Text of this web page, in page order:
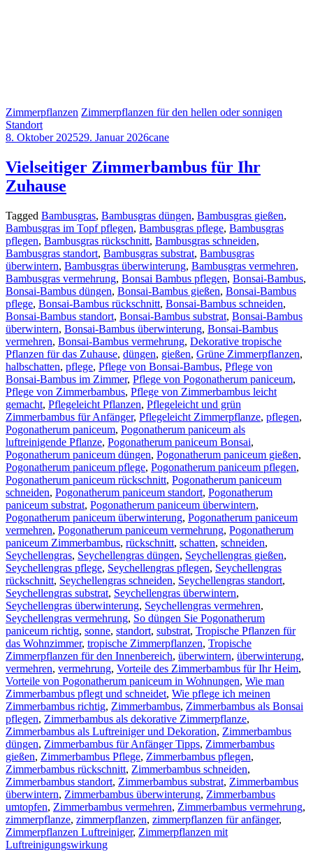
Zimmerpflanzen Zimmerpflanzen für den hellen oder sonnigen
Standort
8. Oktober 202529. Januar 2026cane
Vielseitiger Zimmerbambus für Ihr
Zuhause
Tagged Bambusgras, Bambusgras düngen, Bambusgras gießen,
Bambusgras im Topf pflegen, Bambusgras pflege, Bambusgras
pflegen, Bambusgras rückschnitt, Bambusgras schneiden,
Bambusgras standort, Bambusgras substrat, Bambusgras
überwintern, Bambusgras überwinterung, Bambusgras vermehren,
Bambusgras vermehrung, Bonsai Bambus pflegen, Bonsai-Bambus,
Bonsai-Bambus düngen, Bonsai-Bambus gießen, Bonsai-Bambus
pflege, Bonsai-Bambus rückschnitt, Bonsai-Bambus schneiden,
Bonsai-Bambus standort, Bonsai-Bambus substrat, Bonsai-Bambus
überwintern, Bonsai-Bambus überwinterung, Bonsai-Bambus
vermehren, Bonsai-Bambus vermehrung, Dekorative tropische
Pflanzen für das Zuhause, düngen, gießen, Grüne Zimmerpflanzen,
halbschatten, pflege, Pflege von Bonsai-Bambus, Pflege von
Bonsai-Bambus im Zimmer, Pflege von Pogonatherum paniceum,
Pflege von Zimmerbambus, Pflege von Zimmerbambus leicht
gemacht, Pflegeleicht Pflanzen, Pflegeleicht und grün
Zimmerbambus für Anfänger, Pflegeleicht Zimmerpflanze, pflegen,
Pogonatherum paniceum, Pogonatherum paniceum als
luftreinigende Pflanze, Pogonatherum paniceum Bonsai,
Pogonatherum paniceum düngen, Pogonatherum paniceum gießen,
Pogonatherum paniceum pflege, Pogonatherum paniceum pflegen,
Pogonatherum paniceum rückschnitt, Pogonatherum paniceum
schneiden, Pogonatherum paniceum standort, Pogonatherum
paniceum substrat, Pogonatherum paniceum überwintern,
Pogonatherum paniceum überwinterung, Pogonatherum paniceum
vermehren, Pogonatherum paniceum vermehrung, Pogonatherum
paniceum Zimmerbambus, rückschnitt, schatten, schneiden,
Seychellengras, Seychellengras düngen, Seychellengras gießen,
Seychellengras pflege, Seychellengras pflegen, Seychellengras
rückschnitt, Seychellengras schneiden, Seychellengras standort,
Seychellengras substrat, Seychellengras überwintern,
Seychellengras überwinterung, Seychellengras vermehren,
Seychellengras vermehrung, So düngen Sie Pogonatherum
paniceum richtig, sonne, standort, substrat, Tropische Pflanzen für
das Wohnzimmer, tropische Zimmerpflanzen, Tropische
Zimmerpflanzen für den Innenbereich, überwintern, überwinterung,
vermehren, vermehrung, Vorteile des Zimmerbambus für Ihr Heim,
Vorteile von Pogonatherum paniceum in Wohnungen, Wie man
Zimmerbambus pflegt und schneidet, Wie pflege ich meinen
Zimmerbambus richtig, Zimmerbambus, Zimmerbambus als Bonsai
pflegen, Zimmerbambus als dekorative Zimmerpflanze,
Zimmerbambus als Luftreiniger und Dekoration, Zimmerbambus
düngen, Zimmerbambus für Anfänger Tipps, Zimmerbambus
gießen, Zimmerbambus Pflege, Zimmerbambus pflegen,
Zimmerbambus rückschnitt, Zimmerbambus schneiden,
Zimmerbambus standort, Zimmerbambus substrat, Zimmerbambus
überwintern, Zimmerbambus überwinterung, Zimmerbambus
umtopfen, Zimmerbambus vermehren, Zimmerbambus vermehrung,
zimmerpflanze, zimmerpflanzen, zimmerpflanzen für anfänger,
Zimmerpflanzen Luftreiniger, Zimmerpflanzen mit
Luftreinigungswirkung